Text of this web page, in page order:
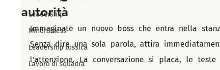
Leadership
Mindfulness
Leadership tossica
Lavoro di squadra
autorità
Immaginate un nuovo boss che entra nella
Senza dire una sola parola, attira
l'attenzione. La conversazione si placa, le teste